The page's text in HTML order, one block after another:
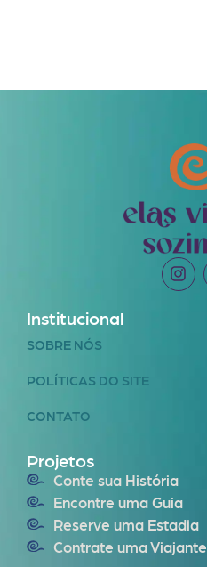
Institucional
SOBRE NÓS
POLÍTICAS DO SITE
CONTATO
Projetos
Conte sua História
Encontre uma Guia
Reserve uma Estadia
Contrate uma Viajante